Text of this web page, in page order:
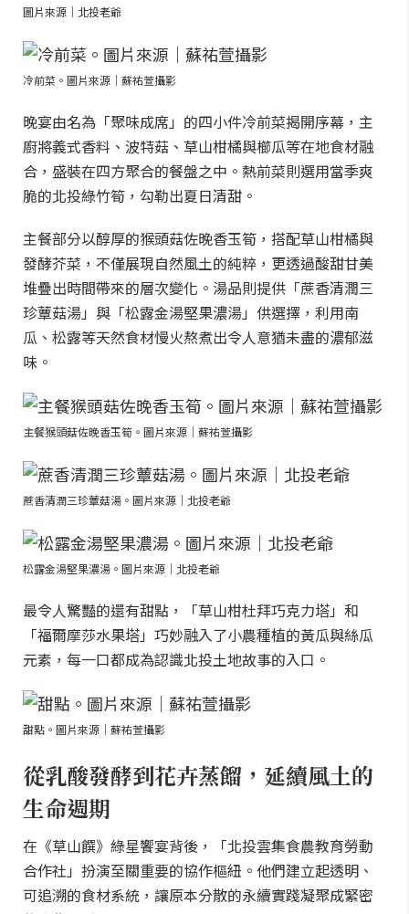
圖片來源｜北投老爺
冷前菜。圖片來源｜蘇祐萱攝影
晚宴由名為「聚味成席」的四小件冷前菜揭開序幕，主
廚將義式香料、波特菇、草山柑橘與櫛瓜等在地食材融
合，盛裝在四方聚合的餐盤之中。熱前菜則選用當季爽
脆的北投綠竹筍，勾勒出夏日清甜。
主餐部分以醇厚的猴頭菇佐晚香玉筍，搭配草山柑橘與
發酵芥菜，不僅展現自然風土的純粹，更透過酸甜甘美
堆疊出時間帶來的層次變化。湯品則提供「蔗香清潤三
珍蕈菇湯」與「松露金湯堅果濃湯」供選擇，利用南
瓜、松露等天然食材慢火熬煮出令人意猶未盡的濃郁滋
味。
主餐猴頭菇佐晚香玉筍。圖片來源｜蘇祐萱攝影
蔗香清潤三珍蕈菇湯。圖片來源｜北投老爺
松露金湯堅果濃湯。圖片來源｜北投老爺
最令人驚豔的還有甜點，「草山柑杜拜巧克力塔」和
「福爾摩莎水果塔」巧妙融入了小農種植的黃瓜與絲瓜
元素，每一口都成為認識北投土地故事的入口。
甜點。圖片來源｜蘇祐萱攝影
從乳酸發酵到花卉蒸餾，延續風土的
生命週期
在《草山饌》綠星饗宴背後，「北投雲集食農教育勞動
合作社」扮演至關重要的協作樞紐。他們建立起透明、
可追溯的食材系統，讓原本分散的永續實踐凝聚成緊密